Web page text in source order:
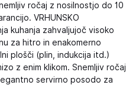
ročaj z nosilnostjo do 10
VRHUNSKO
kuhanja zahvaljujoč visoko
za hitro in enakomerno
plošči (plin, indukcija itd.)
z enim klikom. Snemljiv ročaj
servirno posodo za